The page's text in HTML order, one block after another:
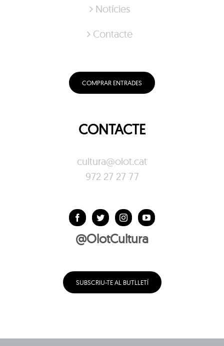
Notícies
Contacte
COMPRAR ENTRADES
CONTACTE
cultura@olot.cat
972 27 27 77
@OlotCultura
SUBSCRIU-TE AL BUTLLETÍ